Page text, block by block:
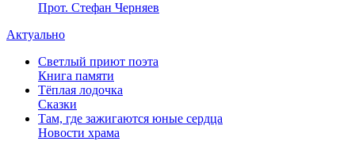
Прот. Стефан Черняев
Актуально
Светлый приют поэта
Книга памяти
Тёплая лодочка
Сказки
Там, где зажигаются юные сердца
Новости храма